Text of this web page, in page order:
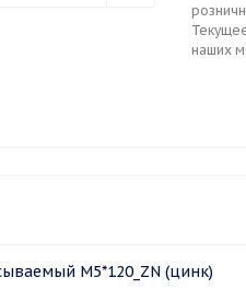
наших
M5*120_ZN (цинк)